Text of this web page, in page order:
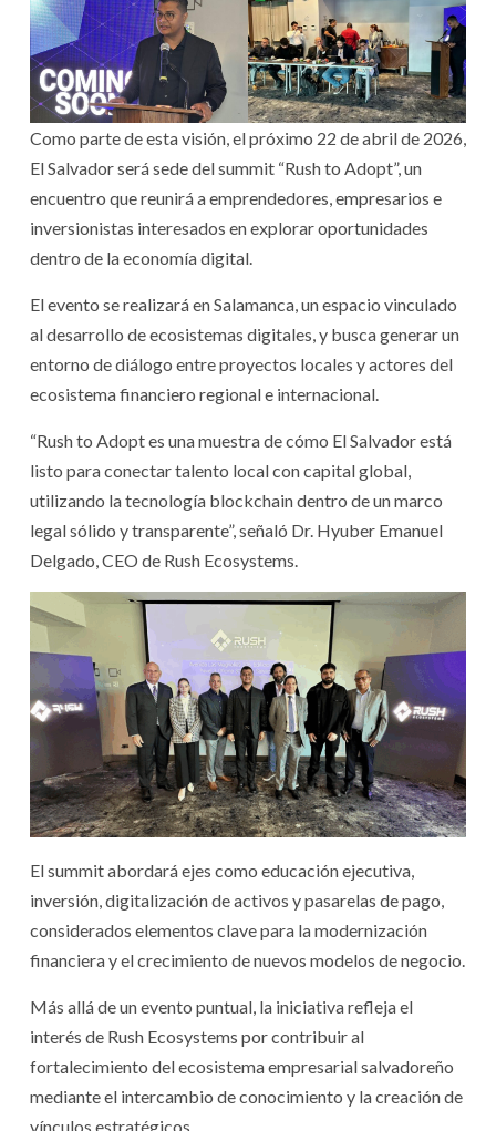
Como parte de esta visión, el próximo 22 de abril de 2026,
El Salvador será sede del summit “Rush to Adopt”, un
encuentro que reunirá a emprendedores, empresarios e
inversionistas interesados en explorar oportunidades
dentro de la economía digital.
El evento se realizará en Salamanca, un espacio vinculado
al desarrollo de ecosistemas digitales, y busca generar un
entorno de diálogo entre proyectos locales y actores del
ecosistema financiero regional e internacional.
“Rush to Adopt es una muestra de cómo El Salvador está
listo para conectar talento local con capital global,
utilizando la tecnología blockchain dentro de un marco
legal sólido y transparente”, señaló Dr. Hyuber Emanuel
Delgado, CEO de Rush Ecosystems.
El summit abordará ejes como educación ejecutiva,
inversión, digitalización de activos y pasarelas de pago,
considerados elementos clave para la modernización
financiera y el crecimiento de nuevos modelos de negocio.
Más allá de un evento puntual, la iniciativa refleja el
interés de Rush Ecosystems por contribuir al
fortalecimiento del ecosistema empresarial salvadoreño
mediante el intercambio de conocimiento y la creación de
vínculos estratégicos.